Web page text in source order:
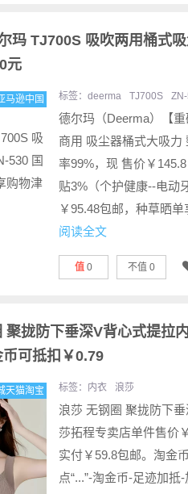
玛 TJ700S 吸吹两用桶式
元
马逊中国 标签： deerma TJ700S
德尔玛（Deerma）【
商用 吸尘器桶式大吸力
率99%，现 售价￥
贴3%（个护健康--电动
￥95.48包邮，种草晒
阅读全文
值 0 不值 0
聚拢防下垂深V背心式提拉
可抵扣￥0.79
天猫淘宝 标签： 内衣 浪莎
浪莎 无钢圈 聚拢防下
莎拓程专卖店单件售价
实付￥59.8包邮。淘金
点“...”-淘金币-足迹加